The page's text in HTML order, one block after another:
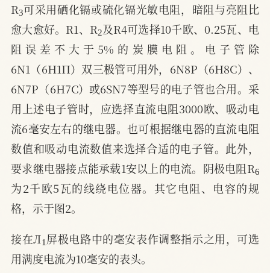
R 可采用硒化镉或硫化镉光敏电阻，暗阻与亮阻比
愈大愈好。R1、R2及R4可选择10千欧、0.25瓦、电
阻误差不大于5%的炭膜电阻。电子管除
6N1（6H1П）双三极管可用外，6N8P（6H8C）、
6N7P（6H7C）或6SN7等型号的电子管也合用。采
用上述电子管时，应选择直流电阻3000欧、吸动电
流6毫安左右的继电器。也可根据继电器的直流电阻
数值和吸动电流数值来选择合适的电子管。此外，
要求继电器接点能承载1安以上的电流。阴极电阻R
为2千欧5瓦的线绕电位器。其它电阻、电容的规
格，示于图2。
接在Л 屏极电路中的毫安表作调整指示之用，可选
用满度电流为10毫安的表头。